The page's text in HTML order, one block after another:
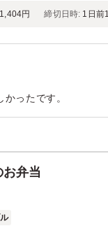
円 締切日時: 1日前
ったです。
弁当